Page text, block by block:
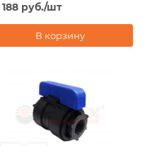
188 руб./шт
В корзину